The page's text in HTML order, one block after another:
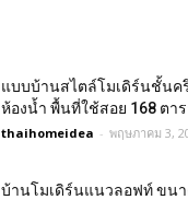
แบบบ้านสไตล์โมเดิร์นชั้นค
ห้องน้ำ พื้นที่ใช้สอย 168 ตาร
thaihomeidea - พฤษภาคม 3,
บ้านโมเดิร์นแนวลอฟท์ ขน